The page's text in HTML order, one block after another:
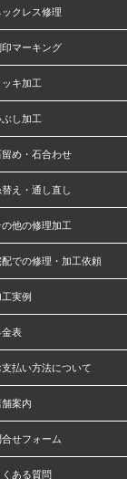
ックレス修理
印マーキング
ッキ加工
ぶし加工
留め・石合わせ
替え・通し直し
の他の修理加工
配での修理・加工依頼
工実例
金表
支払い方法について
舗案内
合せフォーム
くある質問